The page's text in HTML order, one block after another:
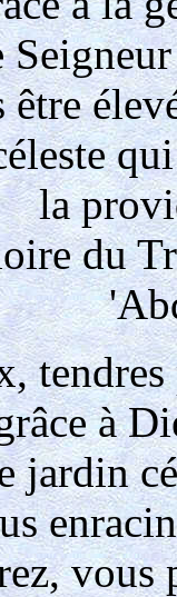
être
la
du
à
jardin
vous